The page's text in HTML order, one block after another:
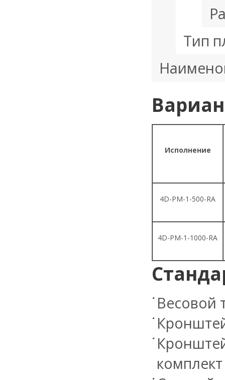
Тип
Исполнение
4D-PM-1-500-RA
4D-PM-1-1000-RA
Весовой